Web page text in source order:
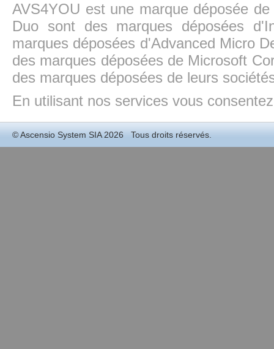
AVS4YOU est une marque déposée
Duo sont des marques déposées
marques déposées d'Advanced Micro
des marques déposées de Microsoft
des marques déposées de leurs
En utilisant nos services vous
©Ascensio System SIA2026 Tous droits réservés.